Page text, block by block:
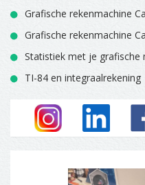
Grafische rekenmachine
Grafische rekenmachine
Statistiek met je grafische
TI-84 en integraalrekening